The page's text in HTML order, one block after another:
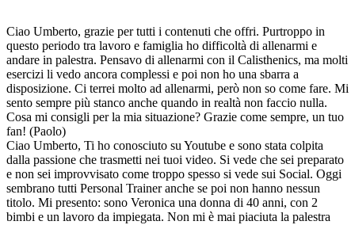
Ciao Umberto, grazie per tutti i contenuti che offri. Purtroppo in
questo periodo tra lavoro e famiglia ho difficoltà di allenarmi e
andare in palestra. Pensavo di allenarmi con il Calisthenics, ma molti
esercizi li vedo ancora complessi e poi non ho una sbarra a
disposizione. Ci terrei molto ad allenarmi, però non so come fare. Mi
sento sempre più stanco anche quando in realtà non faccio nulla.
Cosa mi consigli per la mia situazione? Grazie come sempre, un tuo
fan! (Paolo)
Ciao Umberto, Ti ho conosciuto su Youtube e sono stata colpita
dalla passione che trasmetti nei tuoi video. Si vede che sei preparato
e non sei improvvisato come troppo spesso si vede sui Social. Oggi
sembrano tutti Personal Trainer anche se poi non hanno nessun
titolo. Mi presento: sono Veronica una donna di 40 anni, con 2
bimbi e un lavoro da impiegata. Non mi è mai piaciuta la palestra